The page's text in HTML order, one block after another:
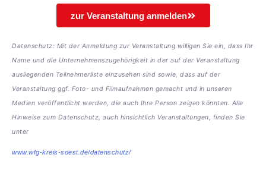
zur Veranstaltung anmelden
Datenschutz: Mit der Anmeldung zur Veranstaltung willigen Sie ein, dass Ihr
Name und die Unternehmenszugehörigkeit in der auf der Veranstaltung
ausliegenden Teilnehmerliste einzusehen sind sowie, dass auf der
Veranstaltung ggf. Foto- und Filmaufnahmen gemacht und in unseren
Medien veröffentlicht werden, die auch Ihre Person zeigen könnten. Alle
Hinweise zum Datenschutz, auch hinsichtlich Veranstaltungen, finden Sie
unter
www.wfg-kreis-soest.de/datenschutz/